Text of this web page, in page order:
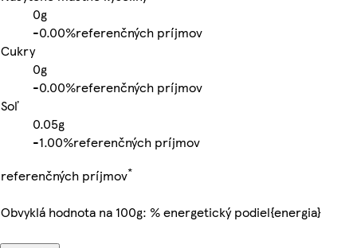
0g
-0.00%referenčných príjmov
Cukry
0g
-0.00%referenčných príjmov
Soľ
0.05g
-1.00%referenčných príjmov
referenčných príjmov*
Obvyklá hodnota na 100g: % energetický podiel{energia}